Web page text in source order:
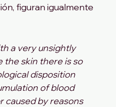
figuran igualmente
a very unsightly
the skin there is so
disposition
of blood
caused by reasons